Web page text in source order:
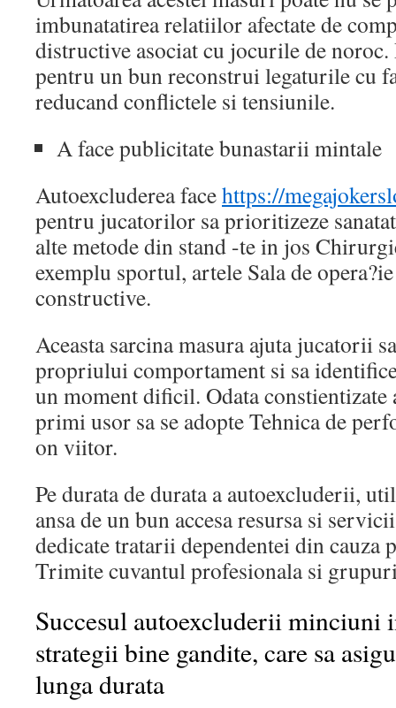
imbunatatirea relatiilor afectate de
distructive asociat cu jocurile de noroc.
pentru un bun reconstrui legaturile cu
reducand conflictele si tensiunile.
A face publicitate bunastarii mintale
Autoexcluderea facehttps://
pentru jucatorilor sa prioritizeze
alte metode din stand -te in jos
exemplu sportul, artele Sala de
constructive.
Aceasta sarcina masura ajuta jucatorii
propriului comportament si sa
un moment dificil. Odata constientizate
primi usor sa se adopte Tehnica de
on viitor.
Pe durata de durata a autoexcluderii,
ansa de un bun accesa resursa si
dedicate tratarii dependentei din cauza
Trimite cuvantul profesionala si
Succesul autoexcluderii minciuni
strategii bine gandite, care sa
lunga durata